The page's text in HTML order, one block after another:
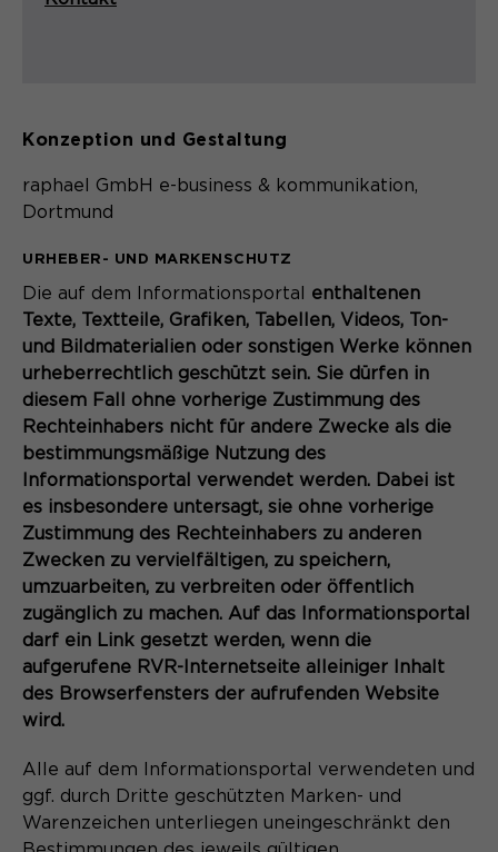
Konzeption und Gestaltung
raphael GmbH e-business & kommunikation,
Dortmund
URHEBER- UND MARKENSCHUTZ
Die auf dem Informationsportal
enthaltenen
Texte, Textteile, Grafiken, Tabellen, Videos, Ton-
und Bildmaterialien oder sonstigen Werke können
urheberrechtlich geschützt sein. Sie dürfen in
diesem Fall ohne vorherige Zustimmung des
Rechteinhabers nicht für andere Zwecke als die
bestimmungsmäßige Nutzung des
Informationsportal verwendet werden. Dabei ist
es insbesondere untersagt, sie ohne vorherige
Zustimmung des Rechteinhabers zu anderen
Zwecken zu vervielfältigen, zu speichern,
umzuarbeiten, zu verbreiten oder öffentlich
zugänglich zu machen. Auf das Informationsportal
darf ein Link gesetzt werden, wenn die
aufgerufene RVR-Internetseite alleiniger Inhalt
des Browserfensters der aufrufenden Website
wird.
Alle auf dem Informationsportal verwendeten und
ggf. durch Dritte geschützten Marken- und
Warenzeichen unterliegen uneingeschränkt den
Name
vorübergehend Daten für den Besuch.